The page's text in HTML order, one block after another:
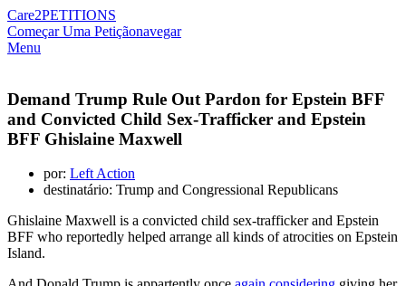
Care2PETITIONS
Começar Uma Petiçãonavegar
Menu
Demand Trump Rule Out Pardon for Epstein BFF
and Convicted Child Sex-Trafficker and Epstein
BFF Ghislaine Maxwell
por: Left Action
destinatário: Trump and Congressional Republicans
Ghislaine Maxwell is a convicted child sex-trafficker and Epstein
BFF who reportedly helped arrange all kinds of atrocities on Epstein
Island.